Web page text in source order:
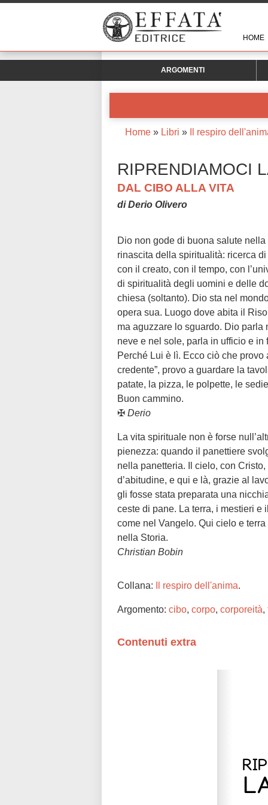
HOME
ARGOMENTI
Home » Libri » Il respiro
RIPRENDIAMOCI
DAL CIBO ALLA VITA
di Derio Olivero
Dio non gode di buona salute
rinascita della spiritualità: ricerca
con il creato, con il tempo, con
di spiritualità degli uomini e delle
chiesa (soltanto). Dio sta nel
opera sua. Luogo dove abita il
ma aguzzare lo sguardo. Dio
neve e nel sole, parla in ufficio e
Perché Lui è lì. Ecco ciò che provo
credente”, provo a guardare la
patate, la pizza, le polpette, le
Buon cammino.
✠ Derio
La vita spirituale non è forse
pienezza: quando il panettiere
nella panetteria. Il cielo, con
d’abitudine, e qui e là, grazie al
gli fosse stata preparata una
ceste di pane. La terra, i mestieri e
come nel Vangelo. Qui cielo e
nella Storia.
Christian Bobin
Collana: Il respiro dell'anima.
Argomento: cibo, corpo, corporeità,
Contenuti extra